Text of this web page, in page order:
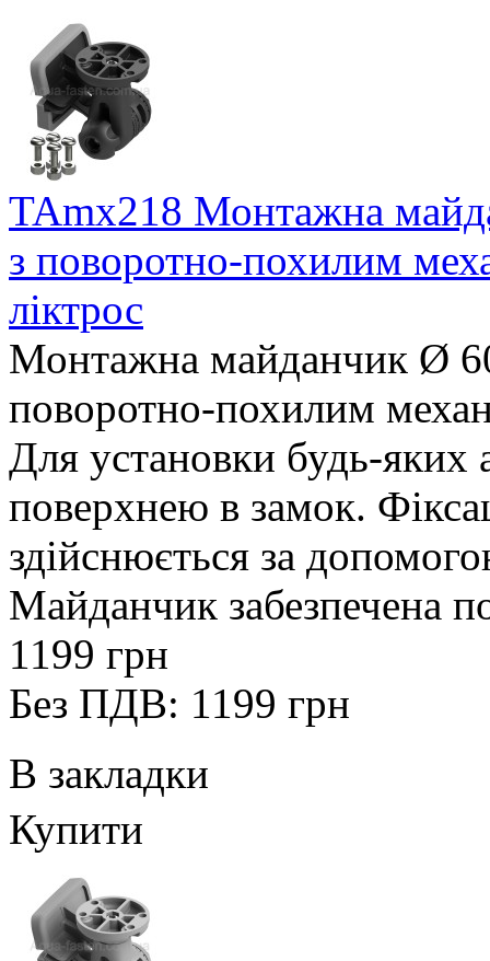
TAmx218 Монтажна
з поворотно-похилим
ліктрос
Монтажна майданчик Ø
поворотно-похилим
Для установки будь-яких
поверхнею в замок.
здійснюється за
Майданчик забезпечена
1199 грн
Без ПДВ: 1199 грн
В закладки
Купити